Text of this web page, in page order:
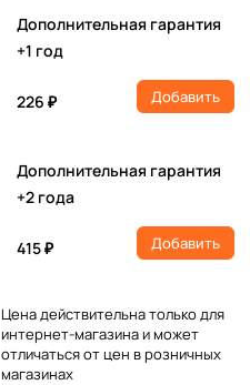
Дополнительная гарантия
+1 год
226 ₽ Добавить
Дополнительная гарантия
+2 года
415 ₽ Добавить
Цена действительна только для
интернет-магазина и может
отличаться от цен в розничных
магазинах